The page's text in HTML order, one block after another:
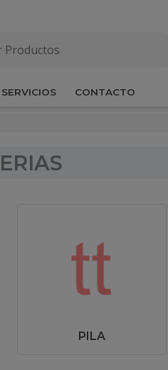
SERVICIOS CONTACTO
PILA